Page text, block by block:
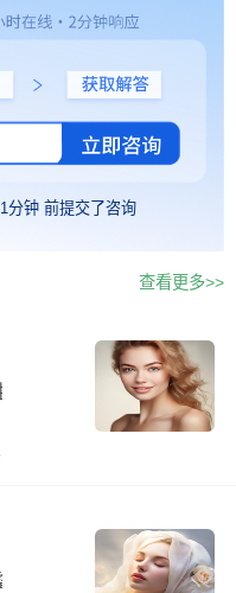
分钟 前提交了咨询
查看更多>>
形美容行业也越来越受